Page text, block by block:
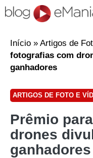
Início » Artigos de
fotografias com
ganhadores
ARTIGOS DE FOTO E
Prêmio
drones
ganhadores